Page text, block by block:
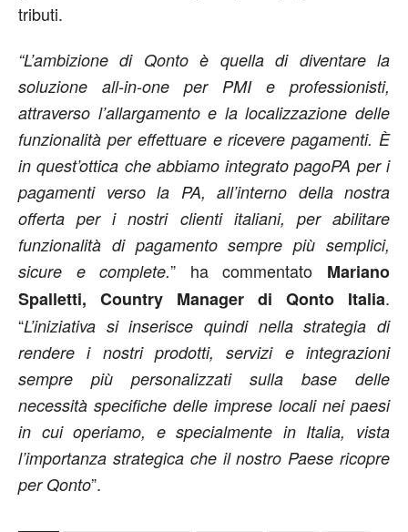
tributi.
“L’ambizione di Qonto è quella di diventare la
soluzione all-in-one per PMI e professionisti,
attraverso l’allargamento e la localizzazione delle
funzionalità per effettuare e ricevere pagamenti. È
in quest’ottica che abbiamo integrato pagoPA per i
pagamenti verso la PA, all’interno della nostra
offerta per i nostri clienti italiani, per abilitare
funzionalità di pagamento sempre più semplici,
sicure e complete.” ha commentato Mariano
Spalletti, Country Manager di Qonto Italia.
“L’iniziativa si inserisce quindi nella strategia di
rendere i nostri prodotti, servizi e integrazioni
sempre più personalizzati sulla base delle
necessità specifiche delle imprese locali nei paesi
in cui operiamo, e specialmente in Italia, vista
l’importanza strategica che il nostro Paese ricopre
per Qonto”.